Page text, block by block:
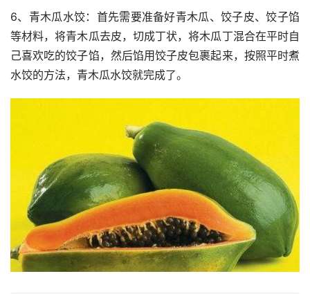
6、青木瓜水饺：首先需要准备好青木瓜、饺子皮、饺子馅
等材料，将青木瓜去皮，切成丁状，将木瓜丁混合在平时自
己喜欢吃的饺子馅，然后馅用饺子皮包裹起来，按照平时煮
水饺的方法，青木瓜水饺就完成了。